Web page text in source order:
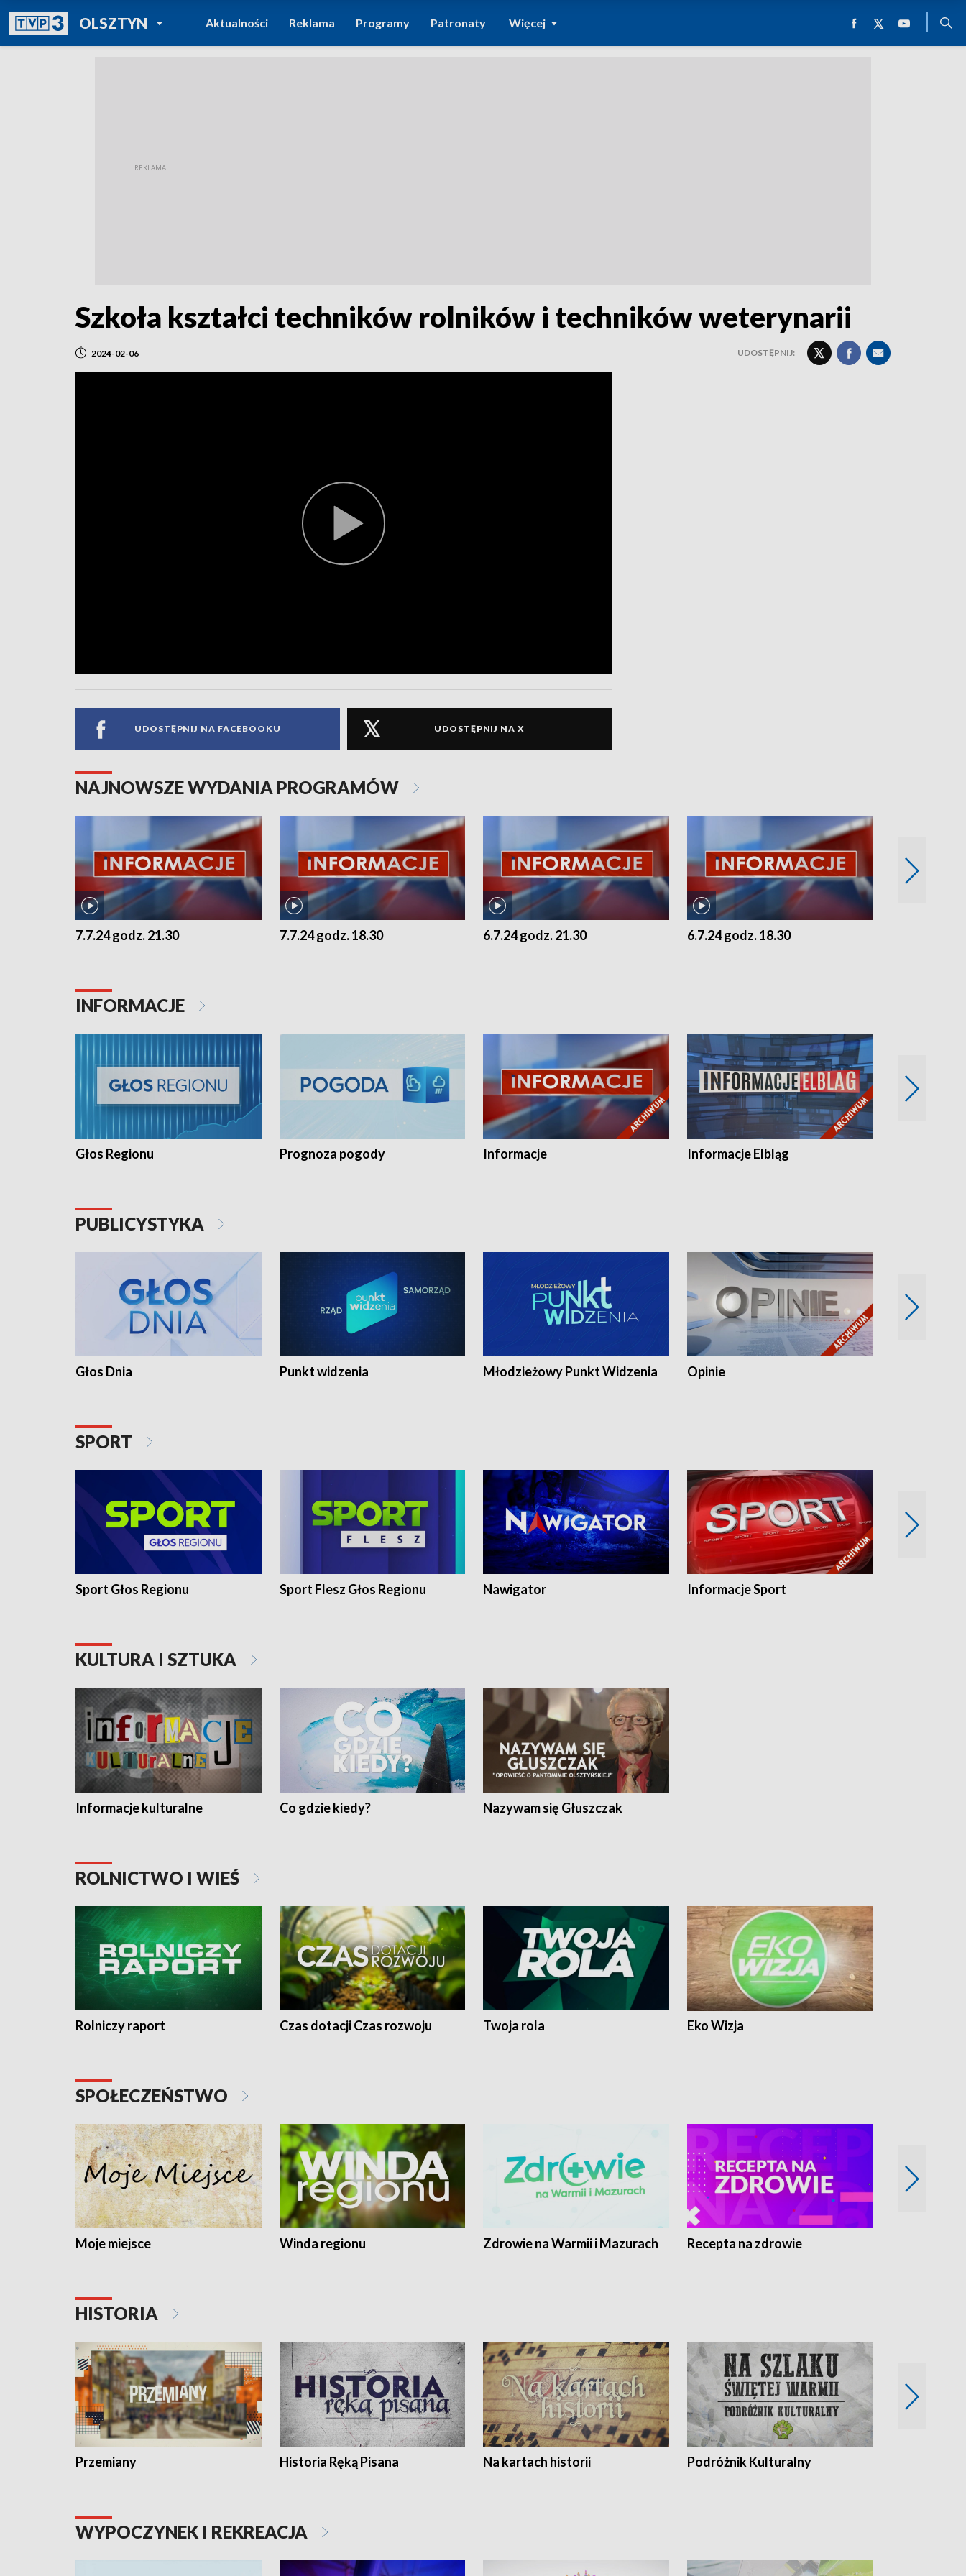
OLSZTYNPOWRÓT DO
TVP REGIONY
Aktualności Reklama Programy Patronaty Więcej
Szkoła kształci techników rolników i techników weterynarii
2024-02-06 UDOSTĘPNIJ:
UDOSTĘPNIJ NA FACEBOOKU UDOSTĘPNIJ NA X
NAJNOWSZE WYDANIA PROGRAMÓW
7.7.24 godz. 21.30 7.7.24 godz. 18.30 6.7.24 godz. 21.30 6.7.24 godz. 18.30
INFORMACJE
Głos Regionu Prognoza pogody Informacje Informacje Elbląg
PUBLICYSTYKA
Głos Dnia Punkt widzenia Młodzieżowy Punkt Widzenia Opinie
SPORT
Sport Głos Regionu Sport Flesz Głos Regionu Nawigator Informacje Sport
KULTURA I SZTUKA
Informacje kulturalne Co gdzie kiedy? Nazywam się Głuszczak
ROLNICTWO I WIEŚ
Rolniczy raport Czas dotacji Czas rozwoju Twoja rola Eko Wizja
SPOŁECZEŃSTWO
Moje miejsce Winda regionu Zdrowie na Warmii i Mazurach Recepta na zdrowie
HISTORIA
Przemiany Historia Ręką Pisana Na kartach historii Podróżnik Kulturalny
WYPOCZYNEK I REKREACJA